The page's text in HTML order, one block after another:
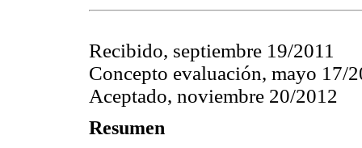
Recibido, septiembre 19/2011
Concepto evaluación, mayo 17/
Aceptado, noviembre 20/2012
Resumen